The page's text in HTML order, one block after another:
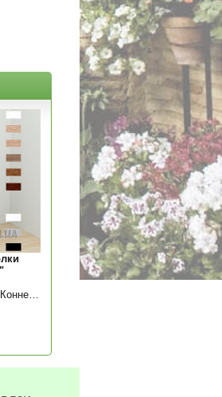
Стеллаж на 4 полки "Коннект-434"